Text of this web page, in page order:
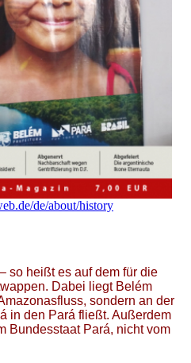
de/about/history
so heißt es auf dem für die
Dabei liegt Belém
sondern an der
in den Pará fließt. Außerdem
Bundesstaat Pará, nicht vom